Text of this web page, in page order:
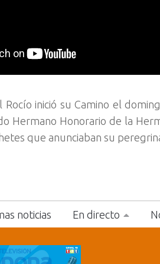
inició su Camino el
Hermano Honorario de la
que anunciaban su
noticias En directo